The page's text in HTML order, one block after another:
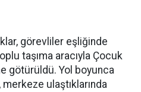
görevliler eşliğinde
taşıma aracıyla Çocuk
götürüldü. Yol boyunca
ulaştıklarında